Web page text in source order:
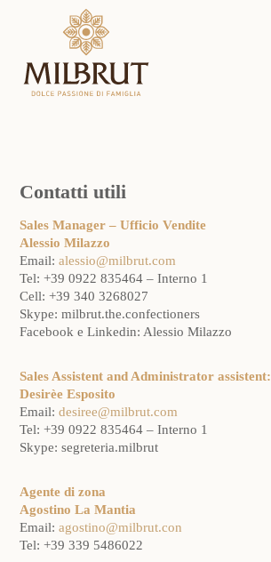
Contatti utili
Sales Manager – Ufficio Vendite
Alessio Milazzo
Email:alessio@milbrut.com
Tel: +39 0922 835464 – Interno 1
Cell: +39 340 3268027
Skype: milbrut.the.confectioners
Facebook e Linkedin: Alessio Milazzo
Sales Assistent and Administrator assistent:
Desirèe Esposito
Email:desiree@milbrut.com
Tel: +39 0922 835464 – Interno 1
Skype: segreteria.milbrut
Agente di zona
Agostino La Mantia
Email:agostino@milbrut.con
Tel: +39 339 5486022